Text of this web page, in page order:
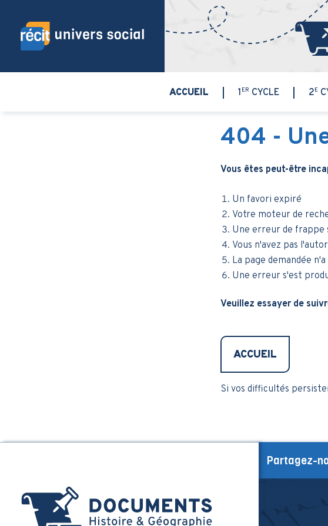
ACCUEIL 1 ER CYCLE 2E
404 -
Vous êtes peut-être
Un favori expiré
Votre moteur de
Une erreur de frappe
Vous n'avez pas
La page demandée
Une erreur s'est
Veuillez essayer de
ACCUEIL
Si vos difficultés
Partagez-